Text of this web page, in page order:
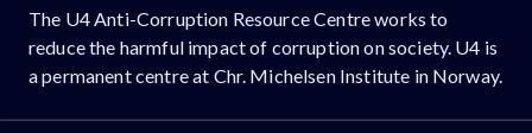
The U4 Anti-Corruption Resource Centre works to
reduce the harmful impact of corruption on society. U4 is
a permanent centre at Chr. Michelsen Institute in Norway.